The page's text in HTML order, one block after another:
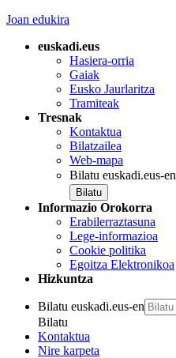
Joan edukira
euskadi.eus
Hasiera-orria
Gaiak
Eusko Jaurlaritza
Tramiteak
Tresnak
Kontaktua
Bilatzailea
Web-mapa
Bilatu euskadi.eus-en
Informazio Orokorra
Erabilerraztasuna
Lege-informazioa
Cookie politika
Egoitza Elektronikoa
Hizkuntza
Bilatu euskadi.eus-en
Bilatu
Kontaktua
Nire karpeta